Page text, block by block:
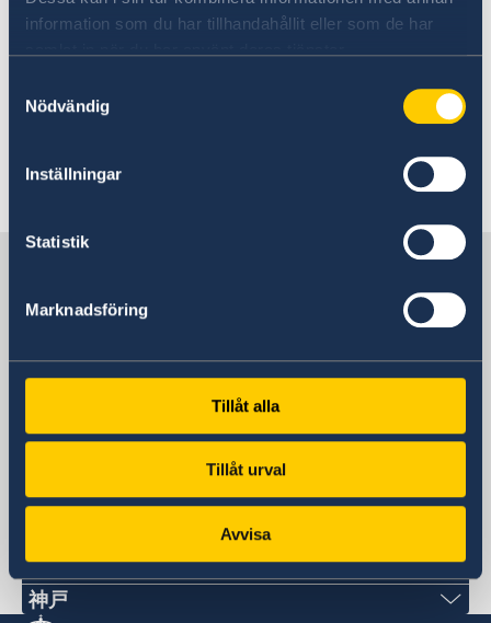
information som du har tillhandahållit eller som de har
Nödvändig
Inställningar
Statistik
Marknadsföring
Tillåt alla
Tillåt urval
Avvisa
もう一つは「留学がすでに決まっている方、留学
中の方、留学から帰られた方」のリストです。不
定期でそれぞれのグループに情報を提供しており
ます。こちらのリストにご登録を希望される方は
nagame.hayami@gov.se
までご連絡下さい。
Swedish consulates
〒060-0807 札幌市北区北7条西1丁目2-6 NCO
札幌14階 デラバル株式会社内
福岡
Phone numbers
神戸